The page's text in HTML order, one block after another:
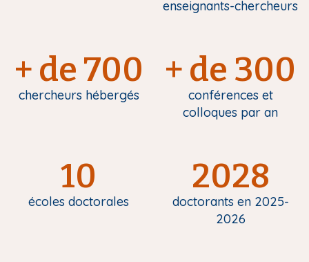
enseignants-chercheurs
+ de 700
chercheurs hébergés
+ de 300
conférences et
colloques par an
10
écoles doctorales
2028
doctorants en 2025-
2026